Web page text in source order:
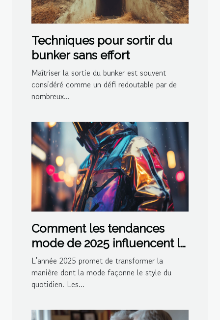
Techniques pour sortir du
bunker sans effort
Maîtriser la sortie du bunker est souvent
considéré comme un défi redoutable par de
nombreux...
Comment les tendances
mode de 2025 influencent le
style quotidien
L'année 2025 promet de transformer la
manière dont la mode façonne le style du
quotidien. Les...